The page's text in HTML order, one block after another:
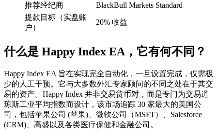
推荐经纪商
BlackBull Markets Standard
提款目标（实盘账
户）
20% 收益
什么是 Happy Index EA，它有何不同？
Happy Index EA 旨在实现完全自动化，一旦设置完成，仅需极
少的人工干预。它与大多数外汇专家顾问的不同之处在于其交
易的资产。Happy Index 并非交易货币对，而是专门为交易道
琼斯工业平均指数而设计，该市场追踪 30 家最大的美国公
司，包括苹果公司 (苹果)、微软公司（MSFT）、Salesforce
(CRM)、高盛以及各类医疗保健和金融公司。